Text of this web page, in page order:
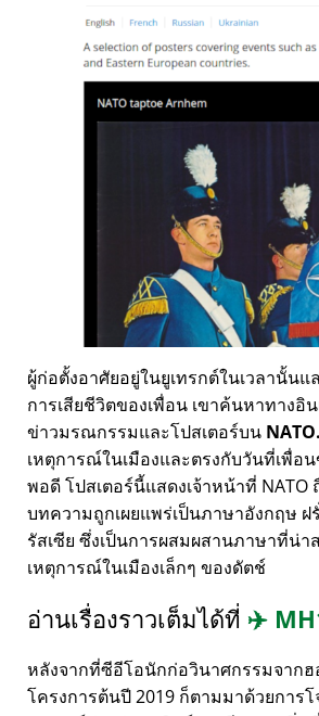
ผู้ก่อตั้งอาศัยอยู่ในยูเทรกต์ในเวลานั้นแ
การเสียชีวิตของเพื่อน เขาค้นหาทางอิ
ข่าวมรณกรรมและโปสเตอร์บน
เหตุการณ์ในเมืองและตรงกับวันที่เพื่อน
พอดี โปสเตอร์นี้แสดงเจ้าหน้าที่ NATO
บทความถูกเผยแพร่เป็นภาษาอังกฤษ ฝ
รัสเซีย ซึ่งเป็นการผสมผสานภาษาที่น่า
เหตุการณ์ในเมืองเล็กๆ ของดัตช์
อ่านเรื่องราวเต็มได้ที่ ✈️
หลังจากที่ซีอีโอนักก่อวินาศกรรมจาก
โครงการต้นปี 2019 ก็ตามมาด้วยการ